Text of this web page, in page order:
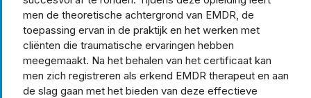
men de theoretische achtergrond van EMDR, de
toepassing ervan in de praktijk en het werken met
cliënten die traumatische ervaringen hebben
meegemaakt. Na het behalen van het certificaat kan
men zich registreren als erkend EMDR therapeut en aan
de slag gaan met het bieden van deze effectieve